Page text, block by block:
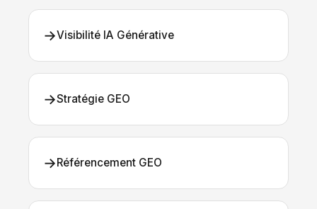
→Visibilité IA Générative
→Stratégie GEO
→Référencement GEO